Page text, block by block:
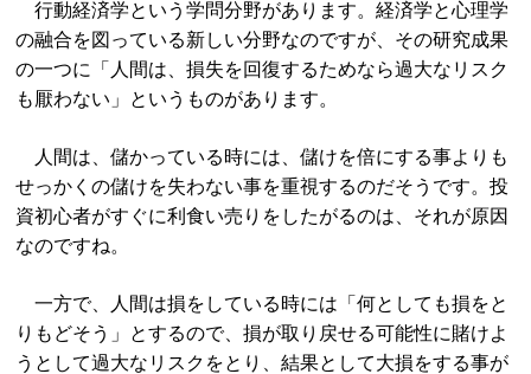
行動経済学という学問分野があります。経済学と心理学
の融合を図っている新しい分野なのですが、その研究成果
の一つに「人間は、損失を回復するためなら過大なリスク
も厭わない」というものがあります。
人間は、儲かっている時には、儲けを倍にする事よりも
せっかくの儲けを失わない事を重視するのだそうです。投
資初心者がすぐに利食い売りをしたがるのは、それが原因
なのですね。
一方で、人間は損をしている時には「何としても損をと
りもどそう」とするので、損が取り戻せる可能性に賭けよ
うとして過大なリスクをとり、結果として大損をする事が